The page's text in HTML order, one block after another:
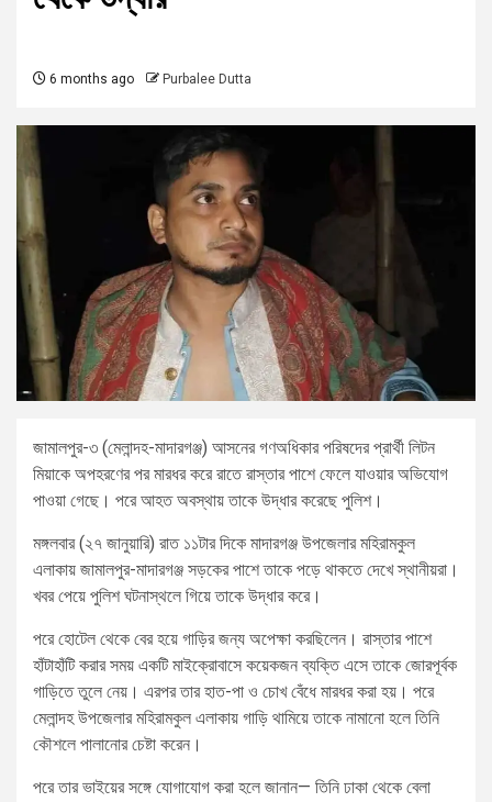
6 months ago Purbalee Dutta
জামালপুর-৩ (মেলান্দহ-মাদারগঞ্জ) আসনের গণঅধিকার পরিষদের প্রার্থী লিটন
মিয়াকে অপহরণের পর মারধর করে রাতে রাস্তার পাশে ফেলে যাওয়ার অভিযোগ
পাওয়া গেছে। পরে আহত অবস্থায় তাকে উদ্ধার করেছে পুলিশ।
মঙ্গলবার (২৭ জানুয়ারি) রাত ১১টার দিকে মাদারগঞ্জ উপজেলার মহিরামকুল
এলাকায় জামালপুর-মাদারগঞ্জ সড়কের পাশে তাকে পড়ে থাকতে দেখে স্থানীয়রা।
খবর পেয়ে পুলিশ ঘটনাস্থলে গিয়ে তাকে উদ্ধার করে।
পরে হোটেল থেকে বের হয়ে গাড়ির জন্য অপেক্ষা করছিলেন। রাস্তার পাশে
হাঁটাহাঁটি করার সময় একটি মাইক্রোবাসে কয়েকজন ব্যক্তি এসে তাকে জোরপূর্বক
গাড়িতে তুলে নেয়। এরপর তার হাত-পা ও চোখ বেঁধে মারধর করা হয়। পরে
মেলান্দহ উপজেলার মহিরামকুল এলাকায় গাড়ি থামিয়ে তাকে নামানো হলে তিনি
কৌশলে পালানোর চেষ্টা করেন।
পরে তার ভাইয়ের সঙ্গে যোগাযোগ করা হলে জানান— তিনি ঢাকা থেকে বেলা